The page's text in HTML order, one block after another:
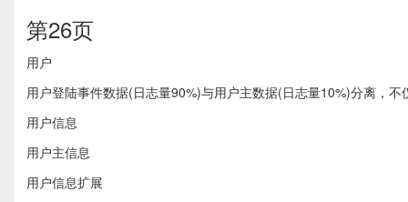
第26页
用户
用户登陆事件数据(日志量90%)与用户主数据(日志量10%)分离，
用户信息
用户主信息
用户信息扩展